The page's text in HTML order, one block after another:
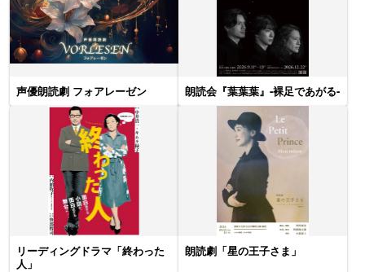
声優朗読劇 フォアレーゼン 朗読会『葉葉葉』-裸足であがる-
リーディングドラマ「終わった
人」
朗読劇「星の王子さま」